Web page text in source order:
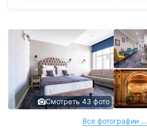
Смотреть 43 фото
Все фотографии ...